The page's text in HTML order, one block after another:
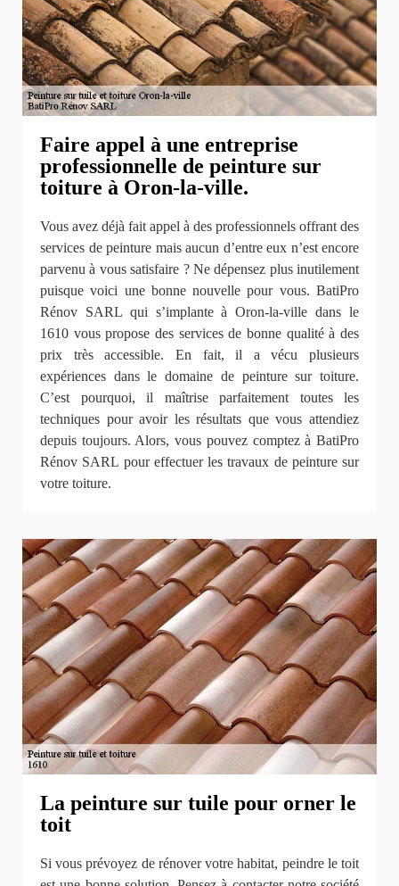
Faire appel à une entreprise
professionnelle de peinture sur
toiture à Oron-la-ville.
Vous avez déjà fait appel à des professionnels offrant des
services de peinture mais aucun d’entre eux n’est encore
parvenu à vous satisfaire ? Ne dépensez plus inutilement
puisque voici une bonne nouvelle pour vous. BatiPro
Rénov SARL qui s’implante à Oron-la-ville dans le
1610 vous propose des services de bonne qualité à des
prix très accessible. En fait, il a vécu plusieurs
expériences dans le domaine de peinture sur toiture.
C’est pourquoi, il maîtrise parfaitement toutes les
techniques pour avoir les résultats que vous attendiez
depuis toujours. Alors, vous pouvez comptez à BatiPro
Rénov SARL pour effectuer les travaux de peinture sur
votre toiture.
La peinture sur tuile pour orner le
toit
Si vous prévoyez de rénover votre habitat, peindre le toit